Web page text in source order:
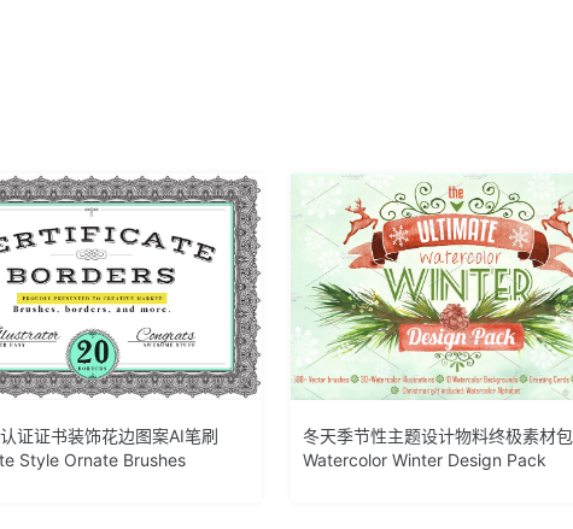
证证书装饰花边图案AI笔刷
Style Ornate Brushes
冬天季节性主题设计物料终极素材包
Watercolor Winter Design Pack